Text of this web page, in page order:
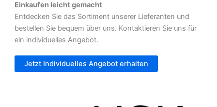
Einkaufen leicht gemacht
Entdecken Sie das Sortiment unserer Lieferanten und
bestellen Sie bequem über uns. Kontaktieren Sie uns für
ein individuelles Angebot.
Jetzt Individuelles Angebot erhalten